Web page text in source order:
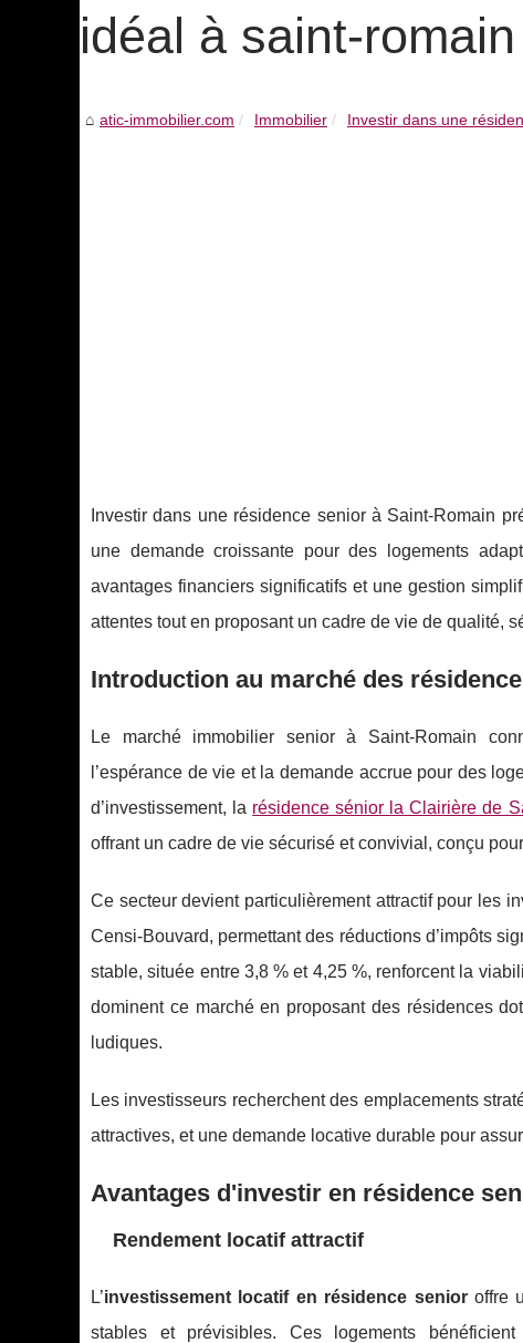
idéal à saint-romain
atic-immobilier.com Immobilier Investir dans une
Investir dans une résidence senior à Saint-Romain
une demande croissante pour des logements
avantages financiers significatifs et une gestion
attentes tout en proposant un cadre de vie de qualité,
Introduction au marché des
Le marché immobilier senior à Saint-Romain
l’espérance de vie et la demande accrue pour des
d’investissement, la résidence sénior la Clairière de
offrant un cadre de vie sécurisé et convivial, conçu
Ce secteur devient particulièrement attractif pour les
Censi-Bouvard, permettant des réductions d’impôts
stable, située entre 3,8 % et 4,25 %, renforcent la
dominent ce marché en proposant des résidences
ludiques.
Les investisseurs recherchent des emplacements
attractives, et une demande locative durable pour
Avantages d'investir en résidence
Rendement locatif attractif
L’investissement locatif en résidence senioroffre
stables et prévisibles. Ces logements bénéficient